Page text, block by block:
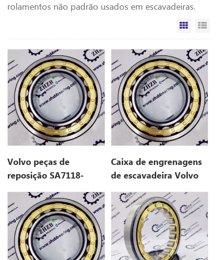
rolamentos não padrão usados ​​em escavadeiras.
Vista
Volvo peças de
reposição SA7118-
Caixa de engrenagens
de escavadeira Volvo
para EC135b